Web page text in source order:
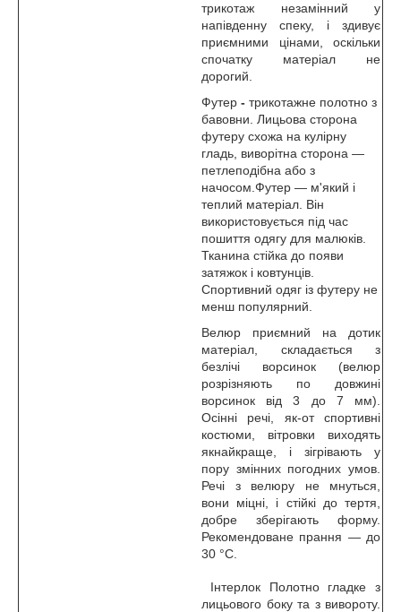
трикотаж незамінний у
напівденну спеку, і здивує
приємними цінами, оскільки
спочатку матеріал не
дорогий.
Футер - трикотажне полотно з
бавовни. Лицьова сторона
футеру схожа на кулірну
гладь, виворітна сторона —
петлеподібна або з
начосом.Футер — м'який і
теплий матеріал. Він
використовується під час
пошиття одягу для малюків.
Тканина стійка до появи
затяжок і ковтунців.
Спортивний одяг із футеру не
менш популярний.
Велюр приємний на дотик
матеріал, складається з
безлічі ворсинок (велюр
розрізняють по довжині
ворсинок від 3 до 7 мм).
Осінні речі, як-от спортивні
костюми, вітровки виходять
якнайкраще, і зігрівають у
пору змінних погодних умов.
Речі з велюру не мнуться,
вони міцні, і стійкі до тертя,
добре зберігають форму.
Рекомендоване прання — до
30 °C.
Інтерлок Полотно гладке з
лицьового боку та з вивороту.